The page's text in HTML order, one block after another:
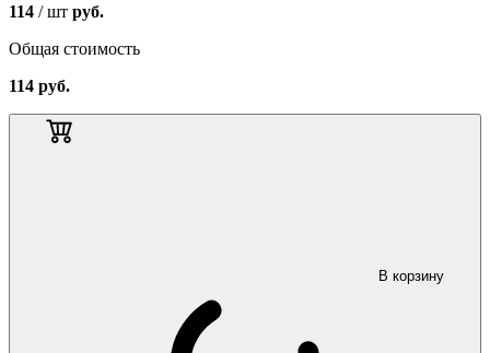
114 / шт руб.
Общая стоимость
114 руб.
В корзину